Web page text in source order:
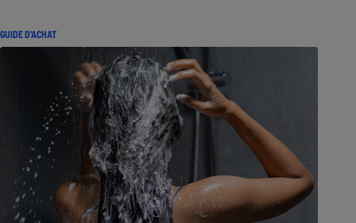
GUIDE D'ACHAT